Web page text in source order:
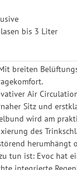
bis 3 Liter
breiten
Air
Sitz und
wird am
des
herumhängt
tun ist: Evoc